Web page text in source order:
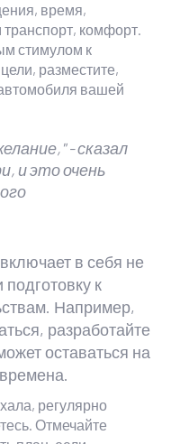
время,
комфорт.
стимулом к
разместите,
вашей
- сказал
и это очень
в себя не
к
Например,
разработайте
оставаться на
регулярно
Отмечайте